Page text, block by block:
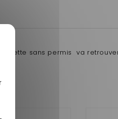
sans permis va